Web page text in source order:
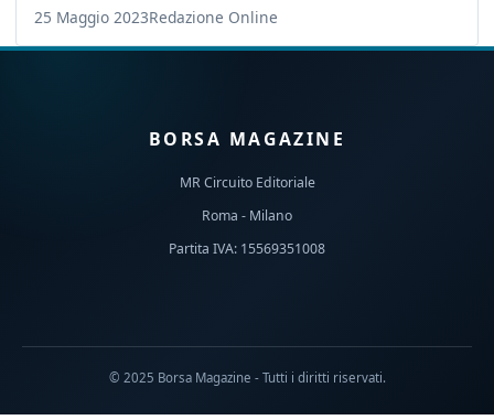
25 Maggio 2023Redazione Online
BORSA MAGAZINE
MR Circuito Editoriale
Roma - Milano
Partita IVA: 15569351008
© 2025 Borsa Magazine - Tutti i diritti riservati.